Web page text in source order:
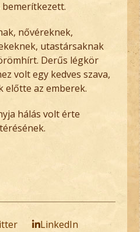
bemerítkezett.
nővéreknek,
utastársaknak
Derűs légkör
volt egy kedves szava,
előtte az emberek.
hálás volt érte
LinkedIn